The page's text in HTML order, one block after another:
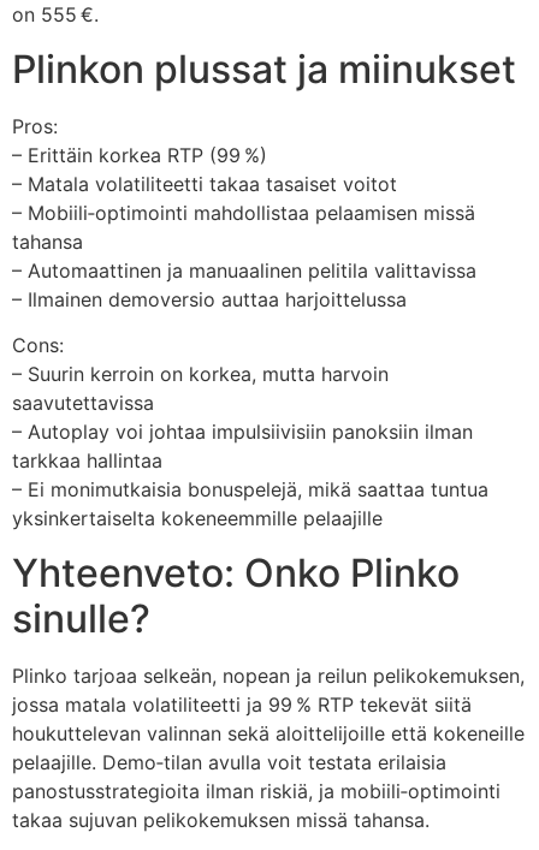
on 555 €.
Plinkon plussat ja miinukset
Pros:
– Erittäin korkea RTP (99 %)
– Matala volatiliteetti takaa tasaiset voitot
– Mobiili‑optimointi mahdollistaa pelaamisen missä
tahansa
– Automaattinen ja manuaalinen pelitila valittavissa
– Ilmainen demoversio auttaa harjoittelussa
Cons:
– Suurin kerroin on korkea, mutta harvoin
saavutettavissa
– Autoplay voi johtaa impulsiivisiin panoksiin ilman
tarkkaa hallintaa
– Ei monimutkaisia bonuspelejä, mikä saattaa tuntua
yksinkertaiselta kokeneemmille pelaajille
Yhteenveto: Onko Plinko
sinulle?
Plinko tarjoaa selkeän, nopean ja reilun pelikokemuksen,
jossa matala volatiliteetti ja 99 % RTP tekevät siitä
houkuttelevan valinnan sekä aloittelijoille että kokeneille
pelaajille. Demo‑tilan avulla voit testata erilaisia
panostusstrategioita ilman riskiä, ja mobiili‑optimointi
takaa sujuvan pelikokemuksen missä tahansa.